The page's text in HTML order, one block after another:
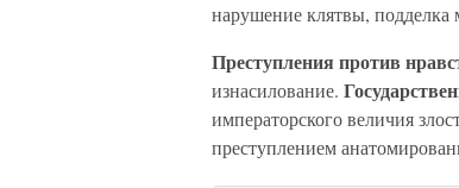
нарушение клятвы, подделка
Преступления против
изнасилование.
императорского величия
преступлением